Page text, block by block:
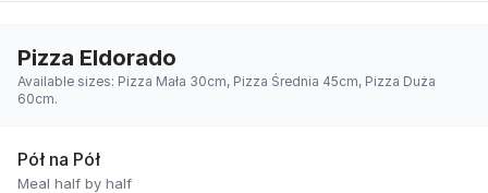
Pizza Eldorado
Available sizes: Pizza Mała 30cm, Pizza Średnia 45cm, Pizza Duża
60cm.
Pół na Pół
Meal half by half